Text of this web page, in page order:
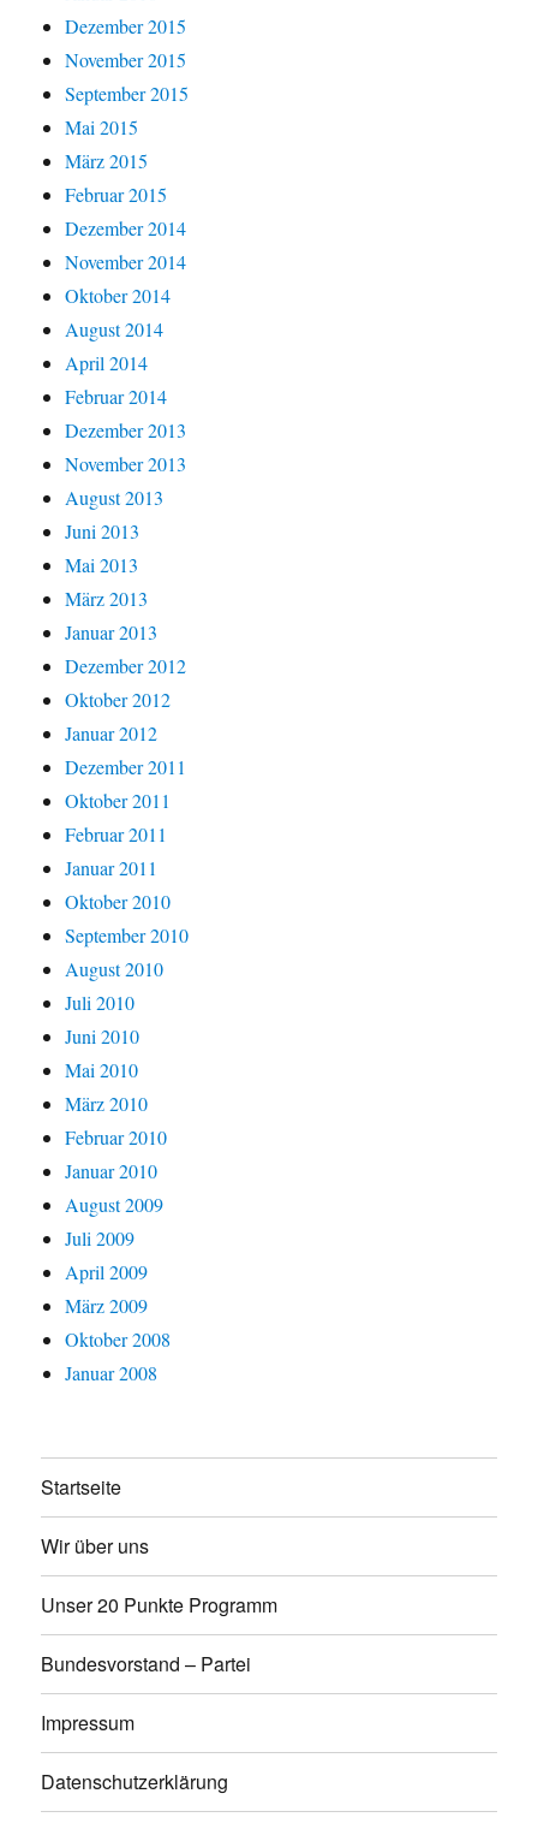
Dezember 2015
November 2015
September 2015
Mai 2015
März 2015
Februar 2015
Dezember 2014
November 2014
Oktober 2014
August 2014
April 2014
Februar 2014
Dezember 2013
November 2013
August 2013
Juni 2013
Mai 2013
März 2013
Januar 2013
Dezember 2012
Oktober 2012
Januar 2012
Dezember 2011
Oktober 2011
Februar 2011
Januar 2011
Oktober 2010
September 2010
August 2010
Juli 2010
Juni 2010
Mai 2010
März 2010
Februar 2010
Januar 2010
August 2009
Juli 2009
April 2009
März 2009
Oktober 2008
Januar 2008
Startseite
Wir über uns
Unser 20 Punkte Programm
Bundesvorstand – Partei
Impressum
Datenschutzerklärung